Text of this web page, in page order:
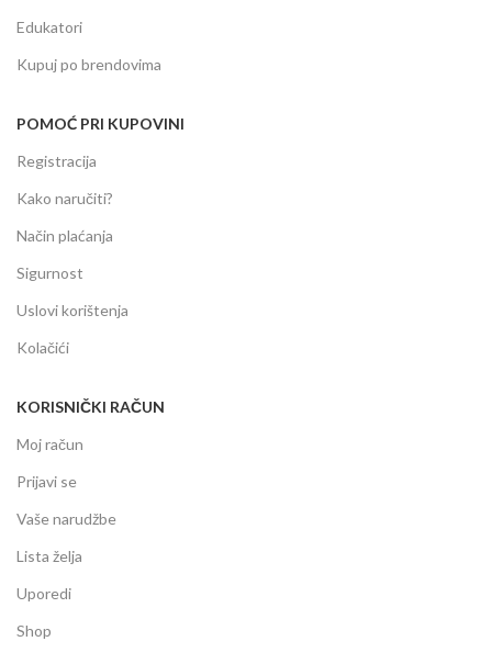
Edukatori
Kupuj po brendovima
POMOĆ PRI KUPOVINI
Registracija
Kako naručiti?
Način plaćanja
Sigurnost
Uslovi korištenja
Kolačići
KORISNIČKI RAČUN
Moj račun
Prijavi se
Vaše narudžbe
Lista želja
Uporedi
Shop